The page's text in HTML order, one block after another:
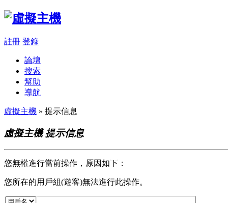
註冊 登錄
論壇
搜索
幫助
導航
虛擬主機 » 提示信息
虛擬主機 提示信息
您無權進行當前操作，原因如下：
您所在的用戶組(遊客)無法進行此操作。